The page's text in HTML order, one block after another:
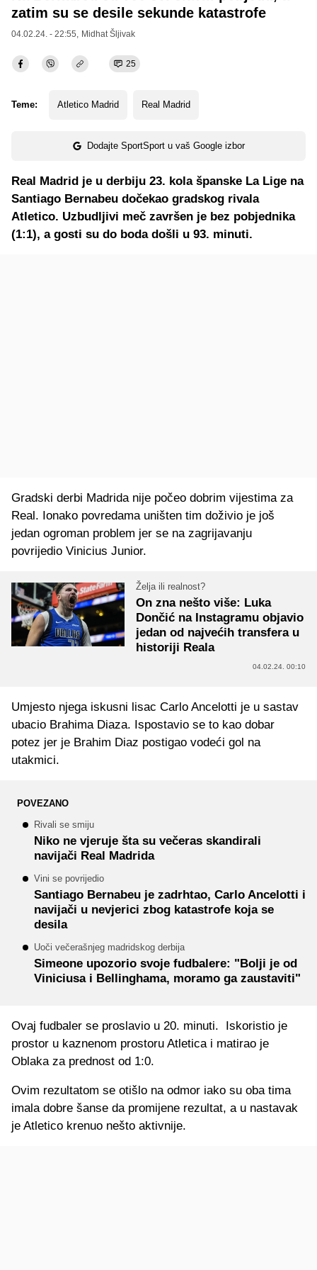
zatim su se desile sekunde katastrofe
04.02.24. - 22:55, Midhat Šljivak
25
Teme: Atletico Madrid Real Madrid
Dodajte SportSport u vaš Google izbor
Real Madrid je u derbiju 23. kola španske La Lige na
Santiago Bernabeu dočekao gradskog rivala
Atletico. Uzbudljivi meč završen je bez pobjednika
(1:1), a gosti su do boda došli u 93. minuti.
Gradski derbi Madrida nije počeo dobrim vijestima za
Real. Ionako povredama uništen tim doživio je još
jedan ogroman problem jer se na zagrijavanju
povrijedio Vinicius Junior.
Želja ili realnost?
On zna nešto više: Luka
Dončić na Instagramu objavio
jedan od najvećih transfera u
historiji Reala
04.02.24. 00:10
Umjesto njega iskusni lisac Carlo Ancelotti je u sastav
ubacio Brahima Diaza. Ispostavio se to kao dobar
potez jer je Brahim Diaz postigao vodeći gol na
utakmici.
POVEZANO
Rivali se smiju
Niko ne vjeruje šta su večeras skandirali
navijači Real Madrida
Vini se povrijedio
Santiago Bernabeu je zadrhtao, Carlo Ancelotti i
navijači u nevjerici zbog katastrofe koja se
desila
Uoči večerašnjeg madridskog derbija
Simeone upozorio svoje fudbalere: "Bolji je od
Viniciusa i Bellinghama, moramo ga zaustaviti"
Ovaj fudbaler se proslavio u 20. minuti. Iskoristio je
prostor u kaznenom prostoru Atletica i matirao je
Oblaka za prednost od 1:0.
Ovim rezultatom se otišlo na odmor iako su oba tima
imala dobre šanse da promijene rezultat, a u nastavak
je Atletico krenuo nešto aktivnije.